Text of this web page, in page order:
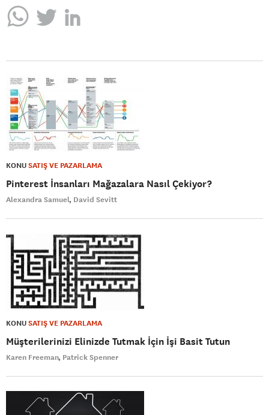
KONUSATIŞ VE PAZARLAMA
Pinterest İnsanları Mağazalara Nasıl Çekiyor?
Alexandra Samuel David Sevitt
KONUSATIŞ VE PAZARLAMA
Müşterilerinizi Elinizde Tutmak İçin İşi Basit Tutun
Karen Freeman Patrick Spenner